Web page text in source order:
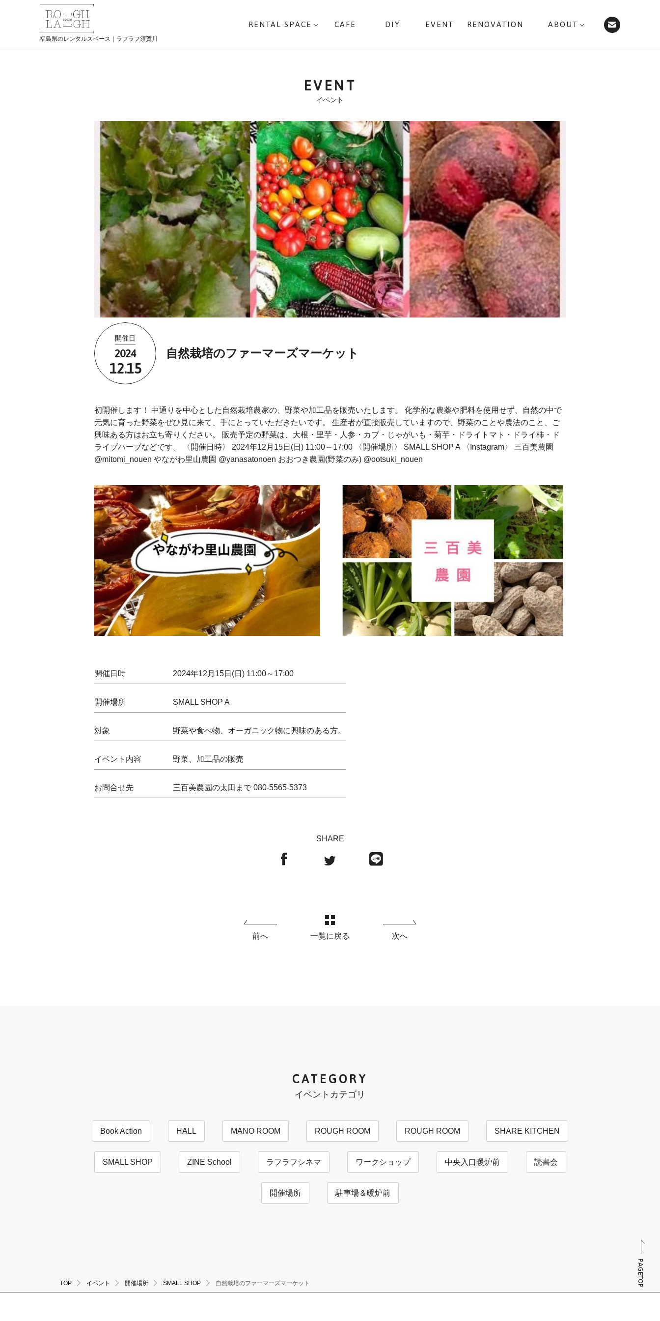
福島県のレンタルスペース｜ラフラフ須賀川
RENTAL SPACE CAFE DIY EVENT RENOVATION ABOUT
EVENT
イベント
開催日
2024
12.15
自然栽培のファーマーズマーケット
初開催します！ 中通りを中心とした自然栽培農家の、野菜や加工品を販売いたします。 化学的な農薬や肥料を使用せず、自然の中で
元気に育った野菜をぜひ見に来て、手にとっていただきたいです。 生産者が直接販売していますので、野菜のことや農法のこと、ご
興味ある方はお立ち寄りください。 販売予定の野菜は、大根・里芋・人参・カブ・じゃがいも・菊芋・ドライトマト・ドライ柿・ド
ライブハーブなどです。 〈開催日時〉 2024年12月15日(日) 11:00～17:00 〈開催場所〉 SMALL SHOP A 〈Instagram〉 三百美農園
@mitomi_nouen やながわ里山農園 @yanasatonoen おおつき農園(野菜のみ) @ootsuki_nouen
開催日時 2024年12月15日(日) 11:00～17:00
開催場所 SMALL SHOP A
対象 野菜や食べ物、オーガニック物に興味のある方。
イベント内容 野菜、加工品の販売
お問合せ先 三百美農園の太田まで 080-5565-5373
SHARE
前へ 一覧に戻る 次へ
CATEGORY
イベントカテゴリ
Book Action HALL MANO ROOM ROUGH ROOM ROUGH ROOM SHARE KITCHEN
SMALL SHOP ZINE School ラフラフシネマ ワークショップ 中央入口暖炉前 読書会
開催場所 駐車場＆暖炉前
TOP イベント 開催場所 SMALL SHOP 自然栽培のファーマーズマーケット PAGETOP